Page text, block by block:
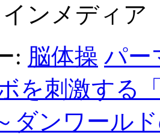
ンメディア
: 脳体操 パー
を刺激する
ダンワール